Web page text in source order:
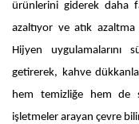
ürünlerini giderek daha
azaltıyor ve atık
Hijyen uygulamalarını
getirerek, kahve
hem temizliğe hem de
işletmeler arayan çevre